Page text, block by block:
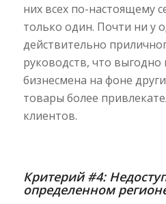
них всех по-настоящему
только один. Почти ни у
действительно
руководств, что
бизнесмена на фоне
товары более
клиентов.
Критерий #4:
определенном